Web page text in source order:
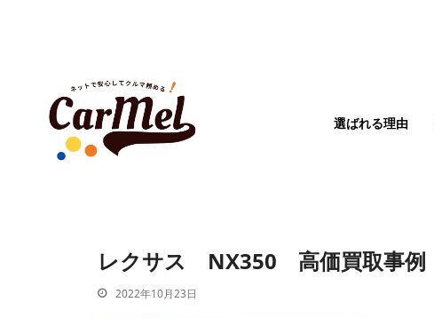
選ばれる理由
レクサス NX350 高価買取事例
2022年10月23日